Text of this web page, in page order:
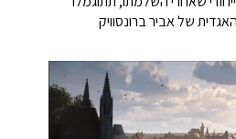
של אביר ברונסוויק